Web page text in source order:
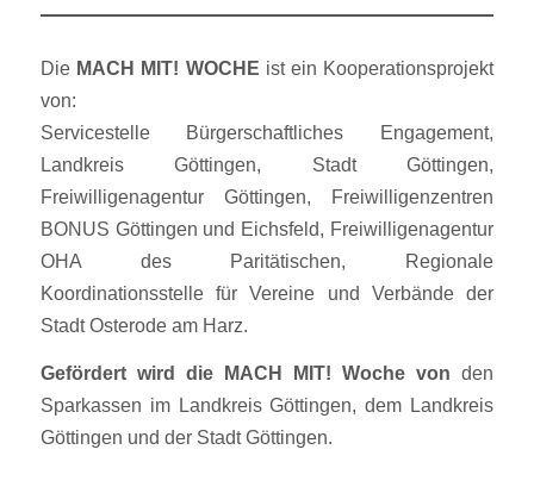
Die MACH MIT! WOCHE ist ein Kooperationsprojekt
von:
Servicestelle Bürgerschaftliches Engagement,
Landkreis Göttingen, Stadt Göttingen,
Freiwilligenagentur Göttingen, Freiwilligenzentren
BONUS Göttingen und Eichsfeld, Freiwilligenagentur
OHA des Paritätischen, Regionale
Koordinationsstelle für Vereine und Verbände der
Stadt Osterode am Harz.
Gefördert wird die MACH MIT! Woche vonden
Sparkassen im Landkreis Göttingen, dem Landkreis
Göttingen und der Stadt Göttingen.